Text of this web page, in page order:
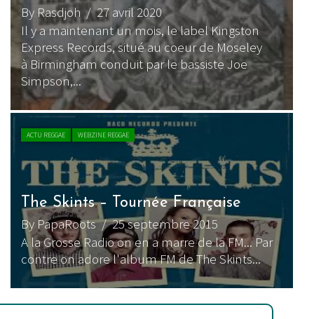
By Rasdjoh / 27 avril 2020
Il y a maintenant un mois, le label Kingston
Express Records, situé au coeur de Moseley
à Birmingham conduit par le bassiste Joe
Simpson,...
ACTU REGGAE WEBZINE REGGAE
The Skints – Tournée Française
By PapaRoots/ 25 septembre 2015
A la Grosse Radio on en a marre de la FM... Par
contre on adore l'album FM de The Skints...